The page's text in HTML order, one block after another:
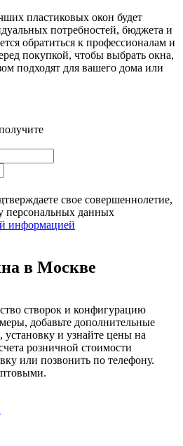
пластиковых окон будет
потребностей, бюджета и
обратиться к профессионалам и
покупкой, чтобы выбрать окна,
подходят для вашего дома или
свое совершеннолетие,
персональных данных
информацией
в Москве
створок и конфигурацию
добавьте дополнительные
и узнайте цены на
розничной стоимости
или позвонить по телефону.